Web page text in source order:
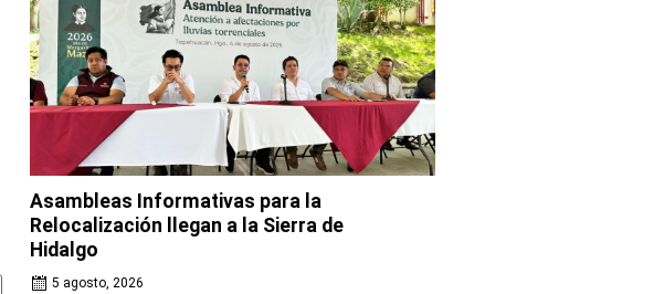
Asambleas Informativas para la
Relocalización llegan a la Sierra de
Hidalgo
5 agosto, 2026